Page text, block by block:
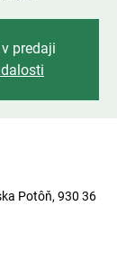
predaji
Potôň, 930 36